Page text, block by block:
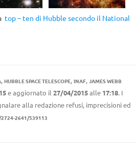
top – ten di Hubble secondo il National
, HUBBLE SPACE TELESCOPE, INAF, JAMES WEBB
e aggiornato il 27/04/2015alle 17:18. I
alla redazione refusi, imprecisioni ed
2641/539113